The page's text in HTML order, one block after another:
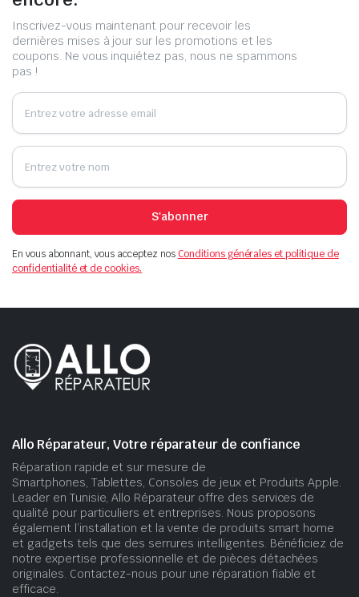
Inscrivez-vous maintenant pour recevoir les
dernières mises à jour sur les promotions et les
coupons. Ne vous inquiétez pas, nous ne spammons
pas !
S'abonner
En vous abonnant, vous acceptez nosConditions générales et politique de
confidentialité et de cookies.
Allo Réparateur, Votre réparateur de confiance
Réparation rapide et sur mesure de
Smartphones, Tablettes, Consoles de jeux et Produits Apple.
Leader en Tunisie, Allo Réparateur offre des services de
qualité pour particuliers et entreprises. Nous proposons
également l’installation et la vente de produits smart home
et gadgets tels que des serrures intelligentes. Bénéficiez de
notre expertise professionnelle et de pièces détachées
originales. Contactez-nous pour une réparation fiable et
efficace.